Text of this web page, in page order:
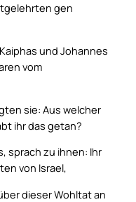
gen
und Johannes
vom
sie: Aus welcher
ihr das getan?
sprach zu ihnen: Ihr
von Israel,
dieser Wohltat an